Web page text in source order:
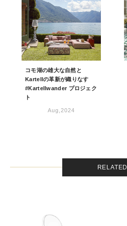
コモ湖の雄大な自然と
Kartellの革新が織りなす
#Kartellwander プロジェク
ト
Aug,2024
RELATED